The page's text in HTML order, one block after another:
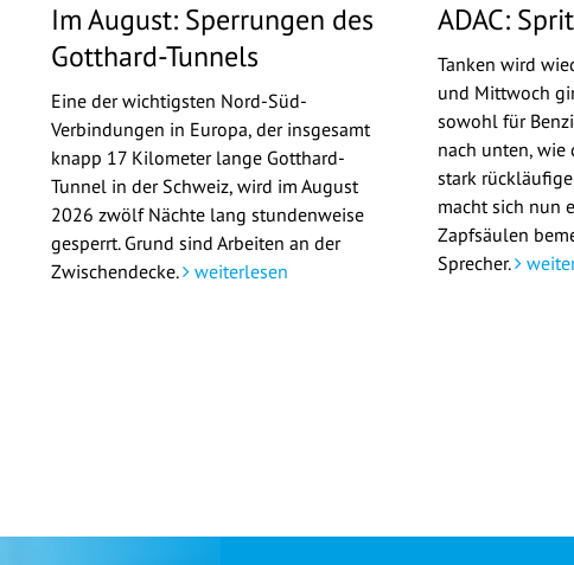
Im August: Sperrungen des
Gotthard-Tunnels
Eine der wichtigsten Nord-Süd-
Verbindungen in Europa, der insgesamt
knapp 17 Kilometer lange Gotthard-
Tunnel in der Schweiz, wird im August
2026 zwölf Nächte lang stundenweise
gesperrt. Grund sind Arbeiten an der
Zwischendecke. weiterlesen
ADAC:
Tanken wird
und Mittwoch
sowohl für
nach unten, wie
stark
macht sich nun
Zapfsäulen
Sprecher.